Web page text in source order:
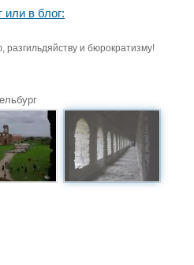
или в блог:
и бюрократизму!